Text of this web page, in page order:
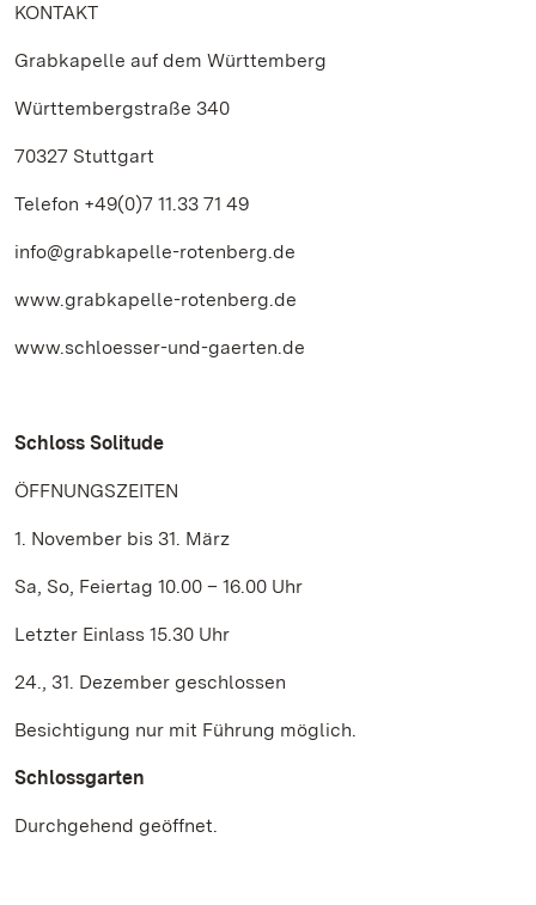
KONTAKT
Grabkapelle auf dem Württemberg
Württembergstraße 340
70327 Stuttgart
Telefon +49(0)7 11.33 71 49
info@grabkapelle-rotenberg.de
www.grabkapelle-rotenberg.de
www.schloesser-und-gaerten.de
Schloss Solitude
ÖFFNUNGSZEITEN
1. November bis 31. März
Sa, So, Feiertag 10.00 – 16.00 Uhr
Letzter Einlass 15.30 Uhr
24., 31. Dezember geschlossen
Besichtigung nur mit Führung möglich.
Schlossgarten
Durchgehend geöffnet.